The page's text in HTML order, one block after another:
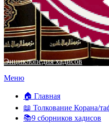
Энциклопедия хадисов
Перейти
содержимому
Меню
🏠 Главная
📖 Толкование Корана/
📚9 сборников хадисов